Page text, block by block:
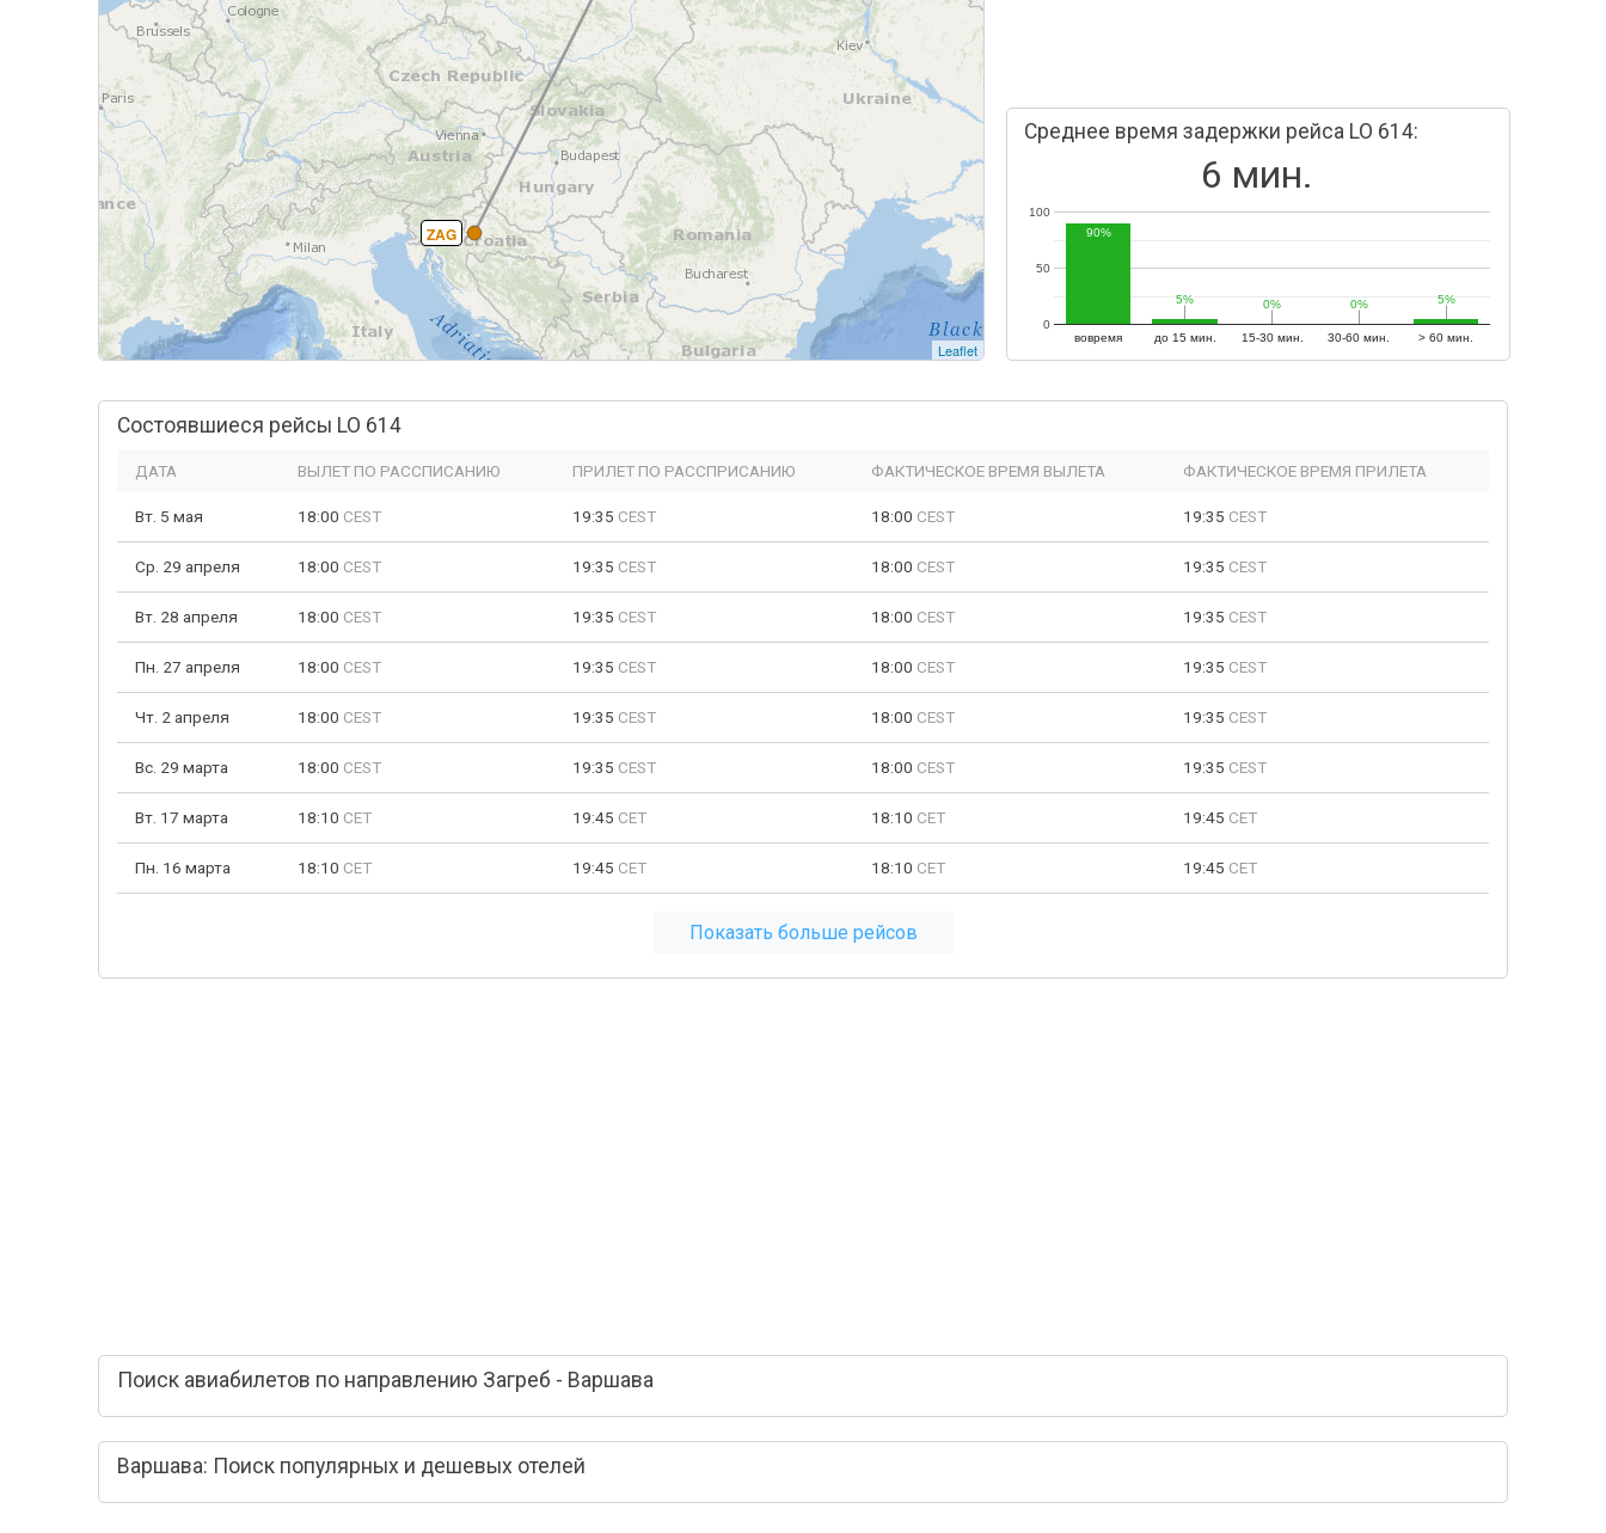
ZAG
Leaflet
Среднее время задержки рейса LO 614:
6 мин.
вовремя до 15 мин. 15-30 мин. 30-60 мин. > 60 мин.
0
50
100
90%
5%
5% 0%
0% 0%
0% 5%
5%
Состоявшиеся рейсы LO 614
ДАТА ВЫЛЕТ ПО РАССПИСАНИЮ ПРИЛЕТ ПО РАССПРИСАНИЮ ФАКТИЧЕСКОЕ ВРЕМЯ ВЫЛЕТА ФАКТИЧЕСКОЕ ВРЕМЯ ПРИЛЕТА
Вт. 5 мая 18:00 CEST 19:35 CEST 18:00 CEST 19:35 CEST
Ср. 29 апреля 18:00 CEST 19:35 CEST 18:00 CEST 19:35 CEST
Вт. 28 апреля 18:00 CEST 19:35 CEST 18:00 CEST 19:35 CEST
Пн. 27 апреля 18:00 CEST 19:35 CEST 18:00 CEST 19:35 CEST
Чт. 2 апреля 18:00 CEST 19:35 CEST 18:00 CEST 19:35 CEST
Вс. 29 марта 18:00 CEST 19:35 CEST 18:00 CEST 19:35 CEST
Вт. 17 марта 18:10 CET 19:45 CET 18:10 CET 19:45 CET
Пн. 16 марта 18:10 CET 19:45 CET 18:10 CET 19:45 CET
Показать больше рейсов
Поиск авиабилетов по направлению Загреб - Варшава
Варшава: Поиск популярных и дешевых отелей